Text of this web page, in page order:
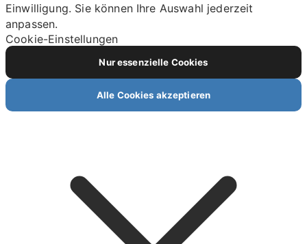
Einwilligung. Sie können Ihre Auswahl jederzeit
anpassen.
Cookie-Einstellungen
Nur essenzielle Cookies
Alle Cookies akzeptieren